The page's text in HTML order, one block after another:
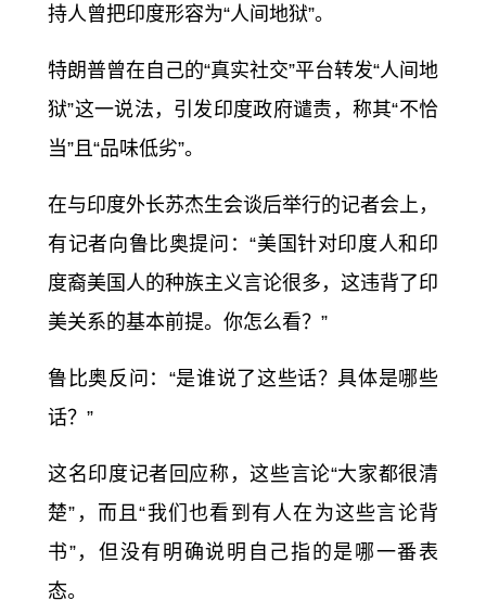
持人曾把印度形容为“人间地狱”。
特朗普曾在自己的“真实社交”平台转发“人间地
狱”这一说法，引发印度政府谴责，称其“不恰
当”且“品味低劣”。
在与印度外长苏杰生会谈后举行的记者会上，
有记者向鲁比奥提问：“美国针对印度人和印
度裔美国人的种族主义言论很多，这违背了印
美关系的基本前提。你怎么看？”
鲁比奥反问：“是谁说了这些话？具体是哪些
话？”
这名印度记者回应称，这些言论“大家都很清
楚”，而且“我们也看到有人在为这些言论背
书”，但没有明确说明自己指的是哪一番表
态。